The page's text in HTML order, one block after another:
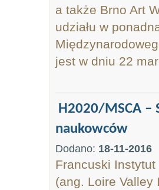
a także Brno Art
udziału w
jest w dniu 22
H2020/MSCA –
naukowców
Dodano: 18-11-2016
Francuski
(ang. Loire Valley